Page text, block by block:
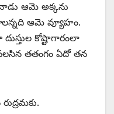
ఆమె అక్కను
ఆమె వ్యూహం.
కోష్టాగారంలా
తతంగం ఏదో తన